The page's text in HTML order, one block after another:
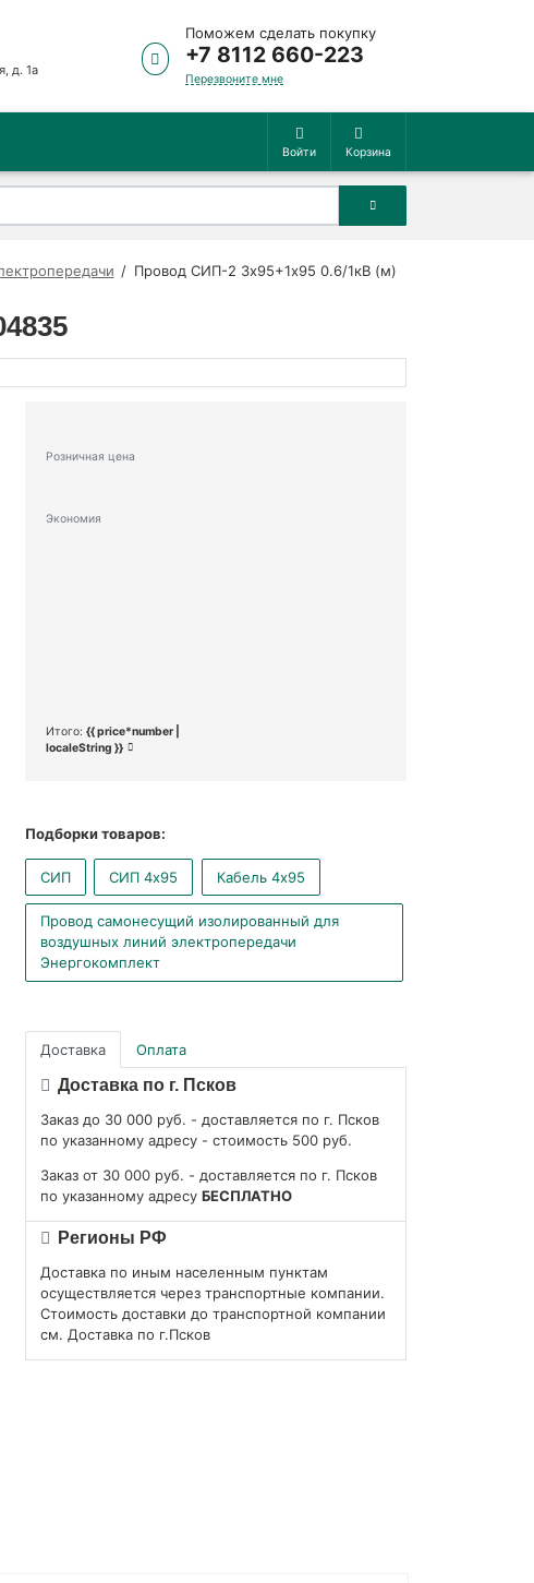
д. 1а
Поможем сделать покупку
+7 8112 660-223
Перезвоните мне
Войти Корзина
Провод СИП-2 3х95+1х95 0.6/1кВ (м)
Розничная цена
Экономия
Итого: {{ price*number |
localeString }}
Подборки товаров:
СИП СИП 4x95 Кабель 4x95
Провод самонесущий изолированный для
воздушных линий электропередачи
Энергокомплект
Доставка Оплата
Доставка по г. Псков
Заказ до 30 000 руб. - доставляется по г. Псков
по указанному адресу - стоимость 500 руб.
Заказ от 30 000 руб. - доставляется по г. Псков
по указанному адресу БЕСПЛАТНО
Регионы РФ
Доставка по иным населенным пунктам
осуществляется через транспортные компании.
Стоимость доставки до транспортной компании
см. Доставка по г.Псков